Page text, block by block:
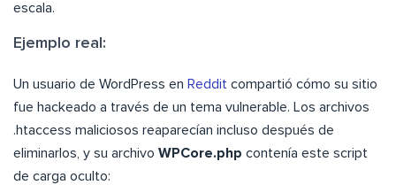
escala.
Ejemplo real:
Un usuario de WordPress en Reddit compartió cómo su sitio
fue hackeado a través de un tema vulnerable. Los archivos
.htaccess maliciosos reaparecían incluso después de
eliminarlos, y su archivo WPCore.php contenía este script
de carga oculto: